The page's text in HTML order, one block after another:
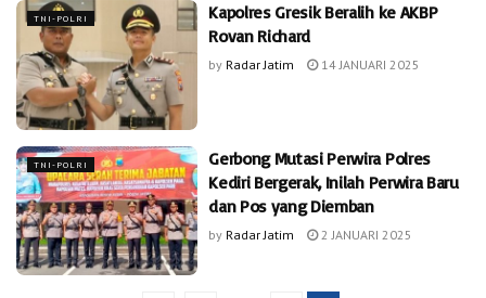
TNI-POLRI
Kapolres Gresik Beralih ke AKBP
Rovan Richard
by Radar Jatim 14 JANUARI 2025
TNI-POLRI
Gerbong Mutasi Perwira Polres
Kediri Bergerak, Inilah Perwira Baru
dan Pos yang Diemban
by Radar Jatim 2 JANUARI 2025